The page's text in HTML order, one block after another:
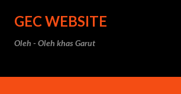
Langsung ke konten utama
GEC WEBSITE
Oleh - Oleh khas Garut